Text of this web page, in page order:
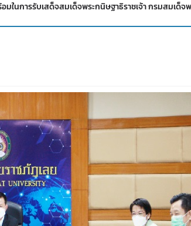
ในการรับเสด็จสมเด็จพระกนิษฐาธิราชเจ้า กรมสมเด็